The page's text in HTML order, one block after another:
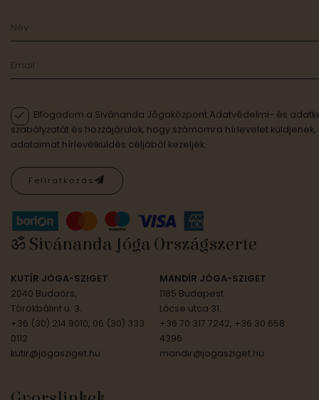
Elfogadom a Sivánanda Jógaközpont Adatvédelmi- és
szabályzatát és hozzájárulok, hogy számomra hírlevelet küldjenek,
adataimat hírlevélküldés céljából kezeljék.
Feliratkozás
ॐ Sivánanda Jóga Országszerte
KUTÍR JÓGA-SZIGET
2040 Budaörs,
Törökbálint u. 3.
+36 (30) 214 9010, 06 (30) 333
0112
kutir@jogasziget.hu
MANDÍR JÓGA-SZIGET
1185 Budapest
Lőcse utca 31.
+36 70 317 7242, +36 30 658
4396
mandir@jogasziget.hu